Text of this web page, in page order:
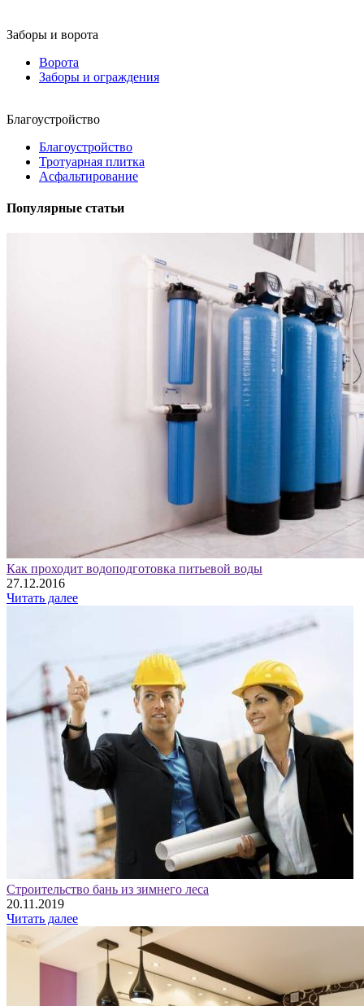
Заборы и ворота
Ворота
Заборы и ограждения
Благоустройство
Благоустройство
Тротуарная плитка
Асфальтирование
Популярные статьи
Как проходит водоподготовка питьевой воды
27.12.2016
Читать далее
Строительство бань из зимнего леса
20.11.2019
Читать далее